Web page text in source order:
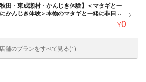
秋田・東成瀬村・かんじき体験】＜マタギと一
かんじき体験＞本物のマタギと一緒に非日常
体験！ 普段は体験することのできない貴重な体
¥0
店舗のプランをすべて見る(1)